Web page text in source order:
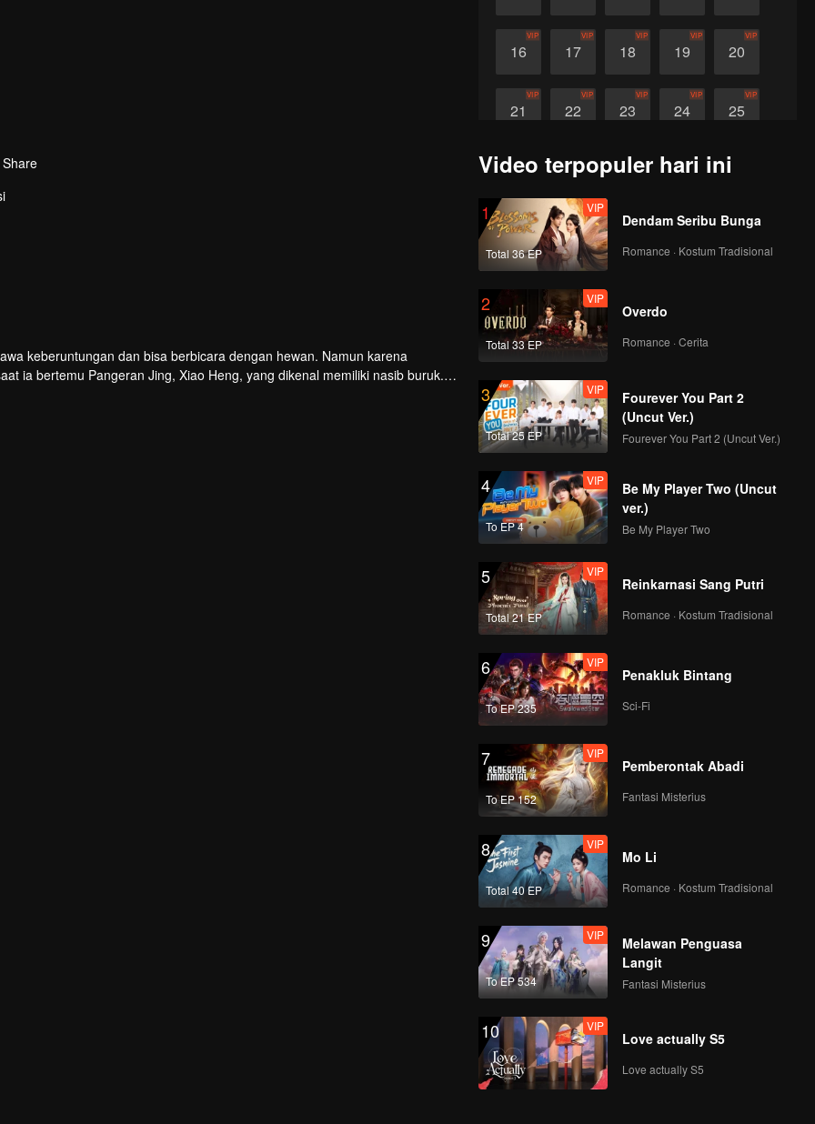
16
VIP
17
VIP
18
VIP
19
VIP
20
VIP
21
VIP
22
VIP
23
VIP
24
VIP
25
VIP
26 27
Share
keberuntungan dan bisa berbicara dengan hewan. Namun karena
ia bertemu Pangeran Jing, Xiao Heng, yang dikenal memiliki nasib buruk.
melawan kutukan, menghadapi orang-orang jahat, dan mengungkap
kecil pembawa hoki yang mampu membalikkan takdir.
Video terpopuler hari ini
1
Total 36 EP
VIP
Dendam Seribu Bunga
Romance · Kostum Tradisional
2
Total 33 EP
VIP
Overdo
Romance · Cerita
3
Total 25 EP
VIP
Fourever You Part 2
(Uncut Ver.)
Fourever You Part 2 (Uncut Ver.)
4
To EP 4
VIP
Be My Player Two (Uncut
ver.)
Be My Player Two
5
Total 21 EP
VIP
Reinkarnasi Sang Putri
Romance · Kostum Tradisional
6
To EP 235
VIP
Penakluk Bintang
Sci-Fi
7
To EP 152
VIP
Pemberontak Abadi
Fantasi Misterius
8
Total 40 EP
VIP
Mo Li
Romance · Kostum Tradisional
9
To EP 534
VIP
Melawan Penguasa
Langit
Fantasi Misterius
10 VIP
Love actually S5
Love actually S5